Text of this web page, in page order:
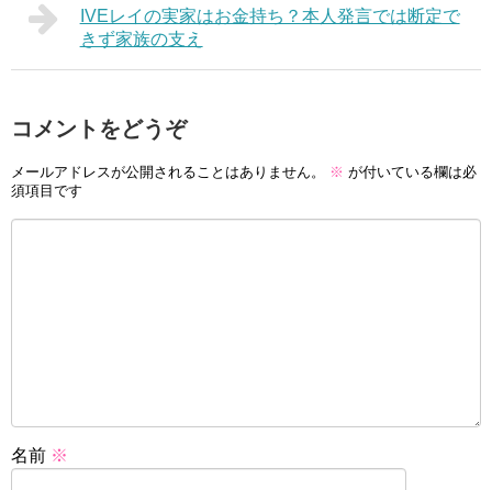
IVEレイの実家はお金持ち？本人発言では断定で
きず家族の支え
コメントをどうぞ
メールアドレスが公開されることはありません。 ※ が付いている欄は必
須項目です
名前 ※